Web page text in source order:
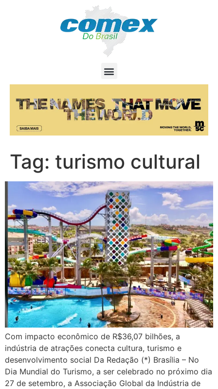
Tag: turismo cultural
Com impacto econômico de R$36,07 bilhões, a
indústria de atrações conecta cultura, turismo e
desenvolvimento social Da Redação (*) Brasília – No
Dia Mundial do Turismo, a ser celebrado no próximo dia
27 de setembro, a Associação Global da Indústria de